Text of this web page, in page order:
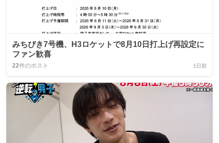
みちびき7号機、H3ロケットで8月10日打上げ再設定に
ファン歓喜
22件のポスト 1日前